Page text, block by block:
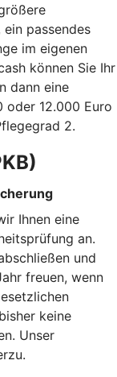
passendes
im eigenen
können Sie Ihr
dann eine
oder 12.000 Euro
2.
Ihnen eine
an.
und
freuen, wenn
keine
Unser